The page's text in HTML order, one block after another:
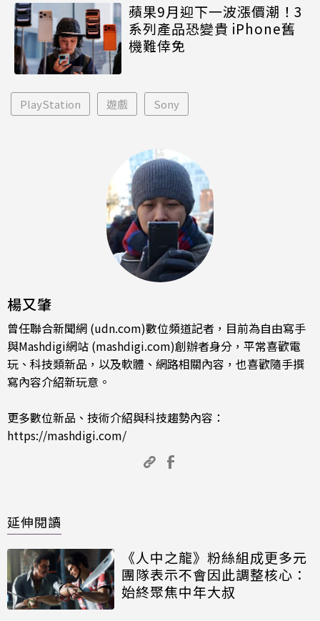
蘋果9月迎下一波漲價潮！3
系列產品恐變貴 iPhone舊
機難倖免
PlayStation 遊戲 Sony
楊又肇
曾任聯合新聞網 (udn.com)數位頻道記者，目前為自由寫手
與Mashdigi網站 (mashdigi.com)創辦者身分，平常喜歡電
玩、科技類新品，以及軟體、網路相關內容，也喜歡隨手撰
寫內容介紹新玩意。
更多數位新品、技術介紹與科技趨勢內容：
https://mashdigi.com/
延伸閱讀
《人中之龍》粉絲組成更多元
團隊表示不會因此調整核心：
始終聚焦中年大叔